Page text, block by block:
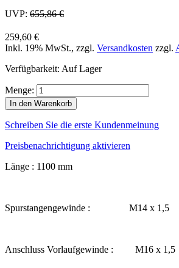
UVP: 655,86 €
259,60 €
Inkl. 19% MwSt., zzgl. Versandkosten zzgl.
Verfügbarkeit: Auf Lager
Menge:
In den Warenkorb
Schreiben Sie die erste Kundenmeinung
Preisbenachrichtigung aktivieren
Länge : 1100 mm
Spurstangengewinde : M14 x 1,5
Anschluss Vorlaufgewinde : M16 x 1,5